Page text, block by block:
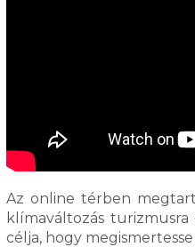
Az online térben
klímaváltozás
célja, hogy